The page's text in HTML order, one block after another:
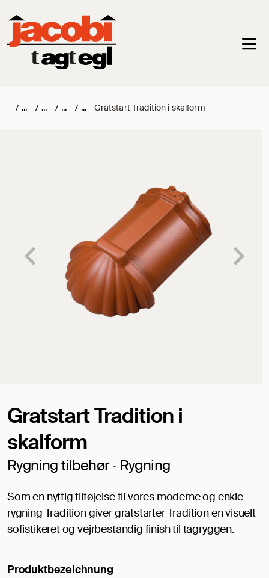
/ / / / Gratstart Tradition i skalform
Gratstart Tradition i
skalform
Rygning tilbehør · Rygning
Som en nyttig tilføjelse til vores moderne og enkle
rygning Tradition giver gratstarter Tradition en visuelt
sofistikeret og vejrbestandig finish til tagryggen.
Produktbezeichnung